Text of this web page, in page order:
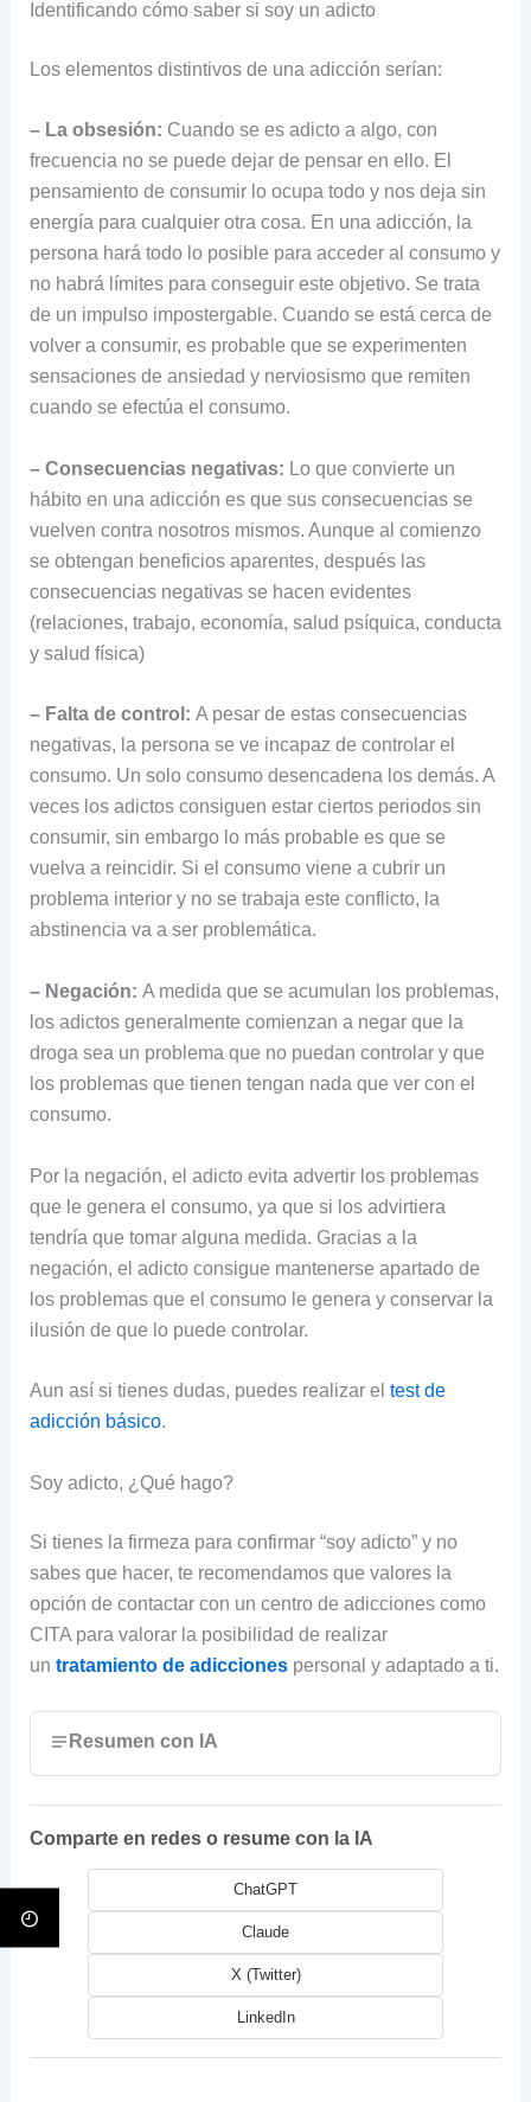
Identificando cómo saber si soy un adicto
Los elementos distintivos de una adicción serían:
– La obsesión: Cuando se es adicto a algo, con
frecuencia no se puede dejar de pensar en ello. El
pensamiento de consumir lo ocupa todo y nos deja sin
energía para cualquier otra cosa. En una adicción, la
persona hará todo lo posible para acceder al consumo y
no habrá límites para conseguir este objetivo. Se trata
de un impulso impostergable. Cuando se está cerca de
volver a consumir, es probable que se experimenten
sensaciones de ansiedad y nerviosismo que remiten
cuando se efectúa el consumo.
– Consecuencias negativas: Lo que convierte un
hábito en una adicción es que sus consecuencias se
vuelven contra nosotros mismos. Aunque al comienzo
se obtengan beneficios aparentes, después las
consecuencias negativas se hacen evidentes
(relaciones, trabajo, economía, salud psíquica, conducta
y salud física)
– Falta de control: A pesar de estas consecuencias
negativas, la persona se ve incapaz de controlar el
consumo. Un solo consumo desencadena los demás. A
veces los adictos consiguen estar ciertos periodos sin
consumir, sin embargo lo más probable es que se
vuelva a reincidir. Si el consumo viene a cubrir un
problema interior y no se trabaja este conflicto, la
abstinencia va a ser problemática.
– Negación: A medida que se acumulan los problemas,
los adictos generalmente comienzan a negar que la
droga sea un problema que no puedan controlar y que
los problemas que tienen tengan nada que ver con el
consumo.
Por la negación, el adicto evita advertir los problemas
que le genera el consumo, ya que si los advirtiera
tendría que tomar alguna medida. Gracias a la
negación, el adicto consigue mantenerse apartado de
los problemas que el consumo le genera y conservar la
ilusión de que lo puede controlar.
Aun así si tienes dudas, puedes realizar el test de
adicción básico.
Soy adicto, ¿Qué hago?
Si tienes la firmeza para confirmar “soy adicto” y no
sabes que hacer, te recomendamos que valores la
opción de contactar con un centro de adicciones como
CITA para valorar la posibilidad de realizar
un tratamiento de adiccionespersonal y adaptado a ti.
Resumen con IA
Comparte en redes o resume con la IA
ChatGPT
Claude
X (Twitter)
LinkedIn